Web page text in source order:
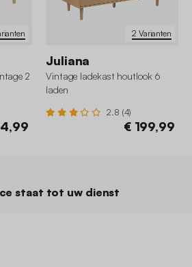
2
2 Varianten
Juliana
Vintage ladekast houtlook 6
laden
2.8 (4)
€ 199,99
staat tot uw dienst